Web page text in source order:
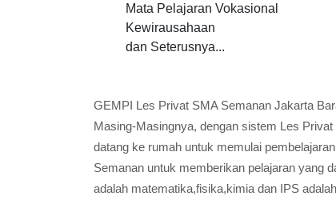
Mata Pelajaran Vokasional
Kewirausahaan
dan Seterusnya...
GEMPI Les Privat SMA Semanan Jakarta
Masing-Masingnya, dengan sistem Les
datang ke rumah untuk memulai
Semanan untuk memberikan pelajaran yang
adalah matematika,fisika,kimia dan IPS